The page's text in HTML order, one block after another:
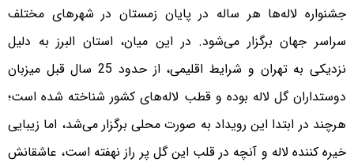
جشنواره لاله‌ها هر ساله در پایان زمستان در شهرهای مختلف
سراسر جهان برگزار می‌شود. در این میان، استان البرز به دلیل
نزدیکی به تهران و شرایط اقلیمی، از حدود 25 سال قبل میزبان
دوستداران گل لاله بوده و قطب لاله‌های کشور شناخته شده است؛
هرچند در ابتدا این رویداد به صورت محلی برگزار می‌شد، اما زیبایی
خیره کننده لاله و آنچه در قلب این گل پر راز نهفته است، عاشقانش